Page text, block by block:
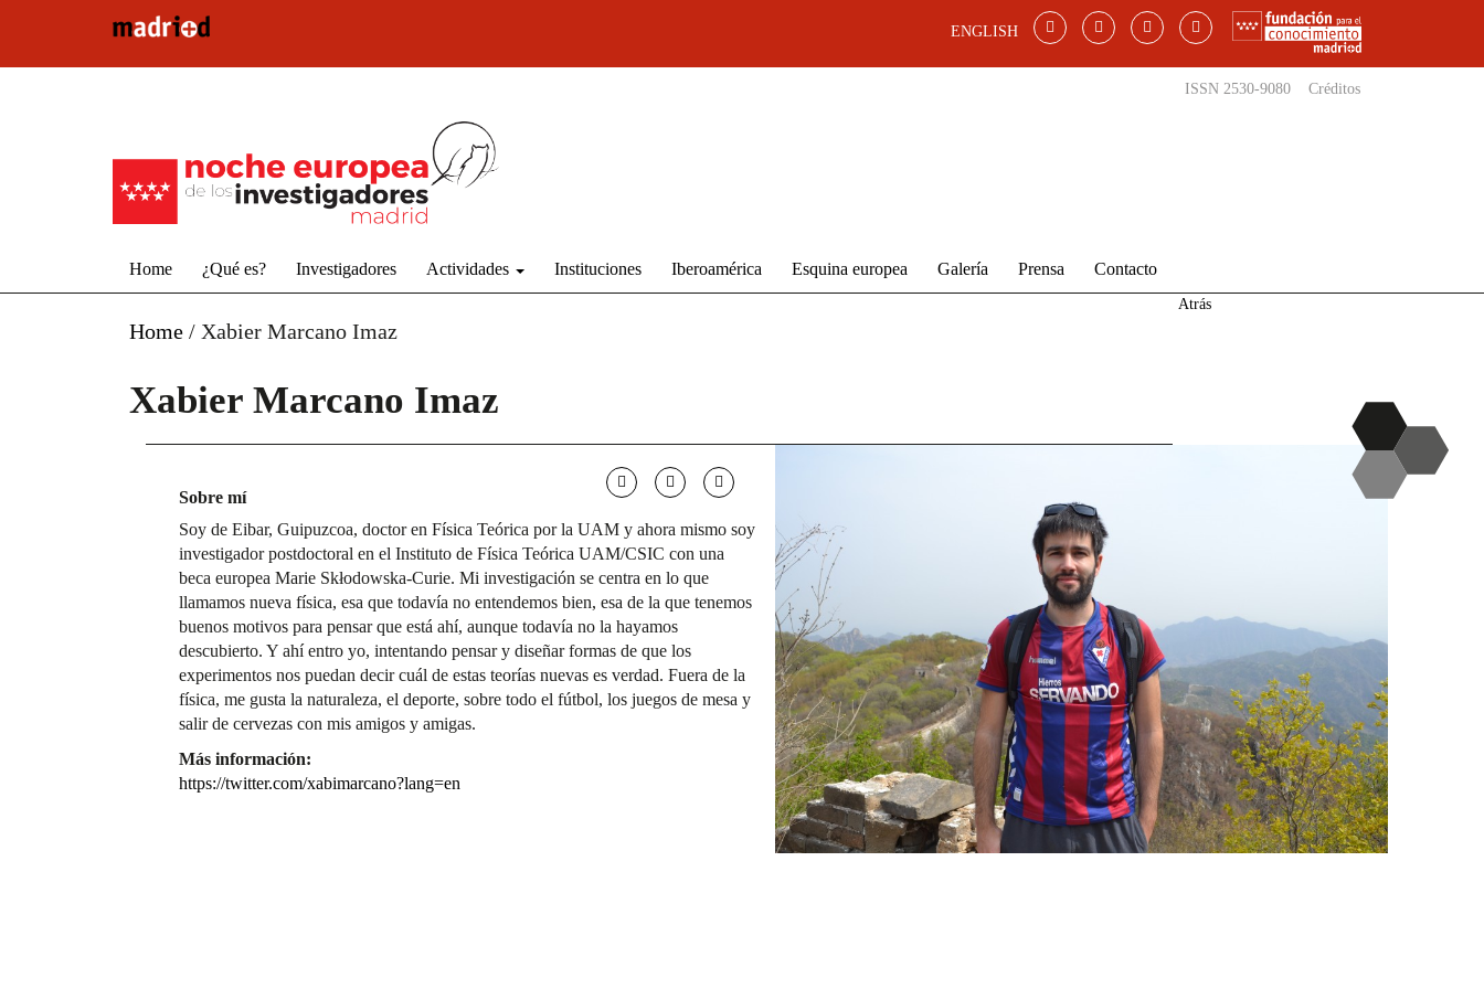
ENGLISH
ISSN 2530-9080 Créditos
Home ¿Qué es? Investigadores Actividades Instituciones Iberoamérica Esquina europea Galería Prensa Contacto
Home / Xabier Marcano Imaz
Atrás
Xabier Marcano Imaz
Sobre mí
Soy de Eibar, Guipuzcoa, doctor en Física Teórica por la UAM y ahora mismo soy
investigador postdoctoral en el Instituto de Física Teórica UAM/CSIC con una
beca europea Marie Skłodowska-Curie. Mi investigación se centra en lo que
llamamos nueva física, esa que todavía no entendemos bien, esa de la que tenemos
buenos motivos para pensar que está ahí, aunque todavía no la hayamos
descubierto. Y ahí entro yo, intentando pensar y diseñar formas de que los
experimentos nos puedan decir cuál de estas teorías nuevas es verdad. Fuera de la
física, me gusta la naturaleza, el deporte, sobre todo el fútbol, los juegos de mesa y
salir de cervezas con mis amigos y amigas.
Más información:
https://twitter.com/xabimarcano?lang=en